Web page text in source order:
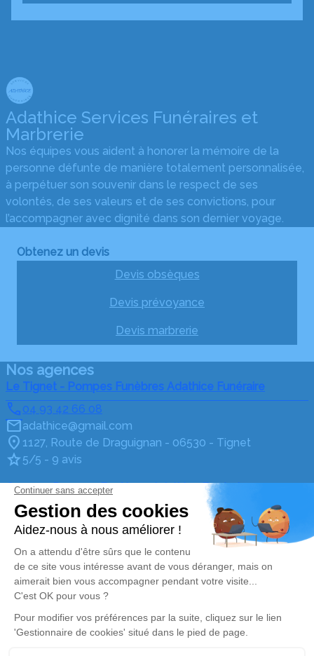
Adathice Services Funéraires et
Marbrerie
Nos équipes vous aident à honorer la mémoire de la
personne défunte de manière totalement personnalisée,
à perpétuer son souvenir dans le respect de ses
volontés, de ses valeurs et de ses convictions, pour
l’accompagner avec dignité dans son dernier voyage.
Obtenez un devis
Devis obsèques
Devis prévoyance
Devis marbrerie
Nos agences
Le Tignet - Pompes Funèbres Adathice Funéraire
04 93 42 66 08
adathice@gmail.com
1127, Route de Draguignan - 06530 - Tignet
5/5 - 9 avis
Grasse - Pompes Funèbres Adathice Funéraire
04 93 42 66 08
adathice@gmail.com
72 Boulevard Emmanuel Rouquier - 06130 - Grasse
5/5 - 11 avis
Nos Services
Organiser des obsèques
Monuments funéraires
Services aux familles
Liens utiles
Avis de décès
Demande de rendez-vous
en agence